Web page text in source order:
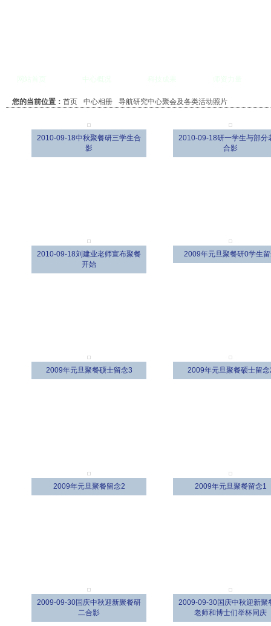
您的当前位置： 首页 中心相册 导航研究中心聚会及各类活动照片
2010-09-18中秋聚餐研三学生合
影
2010-09-18研一学生与部分
合影
2010-09-18刘建业老师宣布聚餐
开始
2009年元旦聚餐研0学生
2009年元旦聚餐硕士留念3 2009年元旦聚餐硕士留念
2009年元旦聚餐留念2 2009年元旦聚餐留念1
2009-09-30国庆中秋迎新聚餐研
二合影
2009-09-30国庆中秋迎新聚
老师和博士们举杯同庆